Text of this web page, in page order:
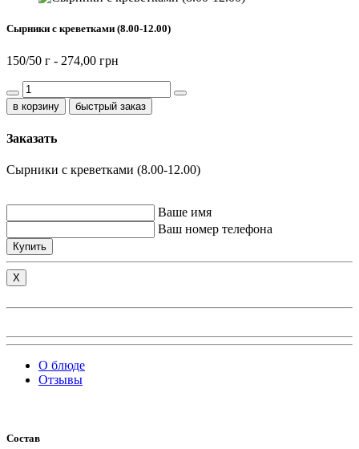
Сырники с креветками (8.00-12.00)
150/50 г - 274,00 грн
быстрый заказ
Заказать
Сырники с креветками (8.00-12.00)
Ваше имя
Ваш номер телефона
Купить
X
О блюде
Отзывы
Состав